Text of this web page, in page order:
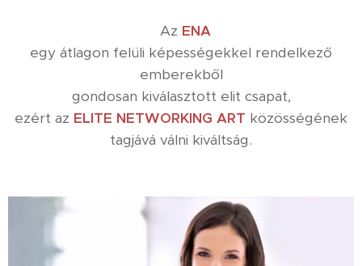
Az ENA
egy átlagon felüli képességekkel rendelkező
emberekből
gondosan kiválasztott elit csapat,
ezért az ELITE NETWORKING ART közösségének
tagjává válni kiváltság.